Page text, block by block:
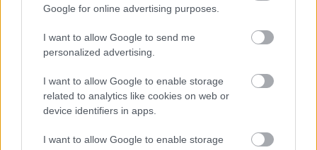
Google for online advertising purposes.
I want to allow Google to send me
personalized advertising.
I want to allow Google to enable storage
related to analytics like cookies on web or
device identifiers in apps.
I want to allow Google to enable storage
A zenekar egész működésére jellemző ez a gyors és
vagy ahogy Sarkadi Miklós fogalmaz:
"koncepció a
teljes koncepciótlanság. Hiszünk a kuszaság kamasz
bájában,. Illetve azt csináljuk, ami jól esik, úgy ahogy jól
esik, és akkor amikor jól esik."Elsőre egy igazi,
mocsarasan varacskos riffekben tobzódó,
irgalmatlanul döngölős punkos garázsrock albumot
esett jól odasózni az asztalra, hozzá egy igencsak